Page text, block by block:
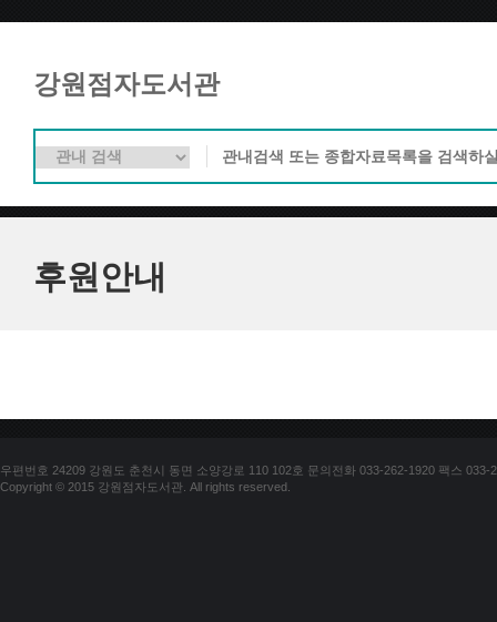
강원점자도서관
후원안내
우편번호 24209 강원도 춘천시 동면 소양강로 110 102호 문의전화 033-262-1920 팩스 033-
Copyright © 2015 강원점자도서관. All rights reserved.